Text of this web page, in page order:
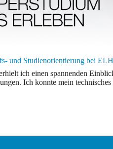
und Studienorientierung bei
ich einen spannenden
Ich konnte mein technisches